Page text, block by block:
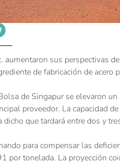
sus perspectivas
de fabricación de acero
de Singapur se elevaron
proveedor. La capacidad
dicho que tardará entre dos y
para compensar las
por tonelada. La proyección